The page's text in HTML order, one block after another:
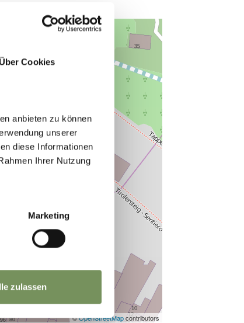
Über Cookies
anbieten zu können
unserer
diese Informationen
Ihrer Nutzung
Marketing
zulassen
©OpenStreetMapcontributors